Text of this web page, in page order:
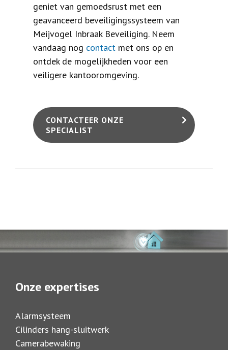
geniet van gemoedsrust met een
geavanceerd beveiligingssysteem van
Meijvogel Inbraak Beveiliging. Neem
vandaag nog contact met ons op en
ontdek de mogelijkheden voor een
veiligere kantooromgeving.
CONTACTEER ONZE
SPECIALIST
Onze expertises
Alarmsysteem
Cilinders hang-sluitwerk
Camerabewaking